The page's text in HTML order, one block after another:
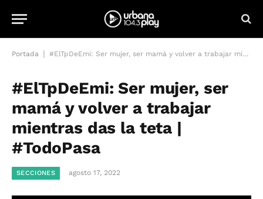
Portada #ElTpDeEmi: Ser mujer, ser mamá y volver a trabajar mientras das la teta | #TodoPasa
#ElTpDeEmi: Ser mujer, ser
mamá y volver a trabajar
mientras das la teta |
#TodoPasa
SECCIONES agosto 17, 2022